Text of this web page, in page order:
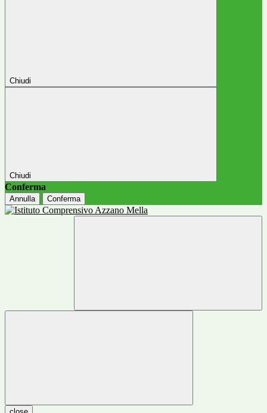
Chiudi
Chiudi
Conferma
Annulla Conferma